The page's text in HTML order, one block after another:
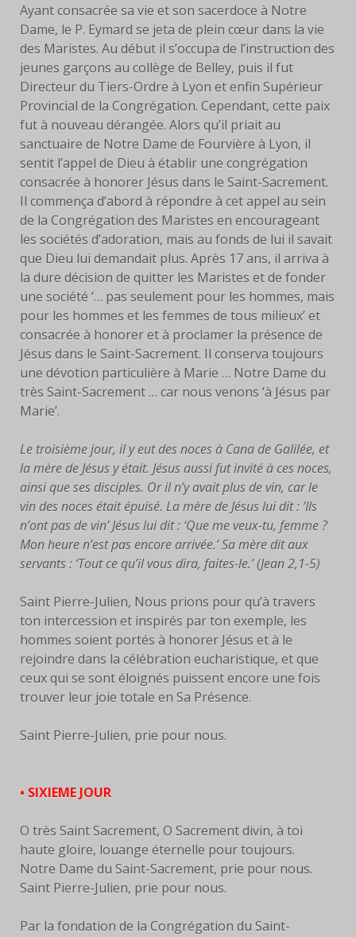
Ayant consacrée sa vie et son sacerdoce à Notre
Dame, le P. Eymard se jeta de plein cœur dans la vie
des Maristes. Au début il s’occupa de l’instruction des
jeunes garçons au collège de Belley, puis il fut
Directeur du Tiers-Ordre à Lyon et enfin Supérieur
Provincial de la Congrégation. Cependant, cette paix
fut à nouveau dérangée. Alors qu’il priait au
sanctuaire de Notre Dame de Fourvière à Lyon, il
sentit l’appel de Dieu à établir une congrégation
consacrée à honorer Jésus dans le Saint-Sacrement.
Il commença d’abord à répondre à cet appel au sein
de la Congrégation des Maristes en encourageant
les sociétés d’adoration, mais au fonds de lui il savait
que Dieu lui demandait plus. Après 17 ans, il arriva à
la dure décision de quitter les Maristes et de fonder
une société ‘… pas seulement pour les hommes, mais
pour les hommes et les femmes de tous milieux’ et
consacrée à honorer et à proclamer la présence de
Jésus dans le Saint-Sacrement. Il conserva toujours
une dévotion particulière à Marie … Notre Dame du
très Saint-Sacrement … car nous venons ‘à Jésus par
Marie’.
Le troisième jour, il y eut des noces à Cana de Galilée, et
la mère de Jésus y était. Jésus aussi fut invité à ces noces,
ainsi que ses disciples. Or il n’y avait plus de vin, car le
vin des noces était épuisé. La mère de Jésus lui dit : ‘Ils
n’ont pas de vin’ Jésus lui dit : ‘Que me veux-tu, femme ?
Mon heure n’est pas encore arrivée.’ Sa mère dit aux
servants : ‘Tout ce qu’il vous dira, faites-le.’ (Jean 2,1-5)
Saint Pierre-Julien, Nous prions pour qu’à travers
ton intercession et inspirés par ton exemple, les
hommes soient portés à honorer Jésus et à le
rejoindre dans la célébration eucharistique, et que
ceux qui se sont éloignés puissent encore une fois
trouver leur joie totale en Sa Présence.
Saint Pierre-Julien, prie pour nous.
• SIXIEME JOUR
O très Saint Sacrement, O Sacrement divin, à toi
haute gloire, louange éternelle pour toujours.
Notre Dame du Saint-Sacrement, prie pour nous.
Saint Pierre-Julien, prie pour nous.
Par la fondation de la Congrégation du Saint-